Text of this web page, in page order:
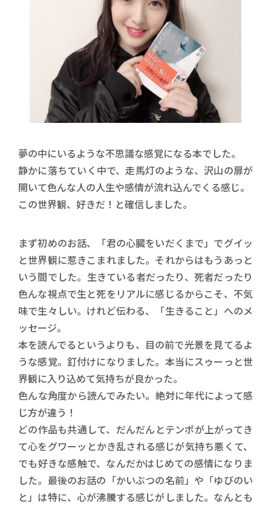
夢の中にいるような不思議な感覚になる本でした。
静かに落ちていく中で、走馬灯のような、沢山の扉が
開いて色んな人の人生や感情が流れ込んでくる感じ。
この世界観、好きだ！と確信しました。
まず初めのお話、「君の心臓をいだくまで」でグイッ
と世界観に惹きこまれました。それからはもうあっと
いう間でした。生きている者だったり、死者だったり
色んな視点で生と死をリアルに感じるからこそ、不気
味で生々しい。けれど伝わる、「生きること」へのメ
ッセージ。
本を読んでるというよりも、目の前で光景を見てるよ
うな感覚。釘付けになりました。本当にスゥーっと世
界観に入り込めて気持ちが良かった。
色んな角度から読んでみたい。絶対に年代によって感
じ方が違う！
どの作品も共通して、だんだんとテンポが上がってき
て心をグワーッとかき乱される感じが気持ち悪くて、
でも好きな感触で、なんだかはじめての感情になりま
した。最後のお話の「かいぶつの名前」や「ゆびのい
と」は特に、心が沸騰する感じがしました。なんとも